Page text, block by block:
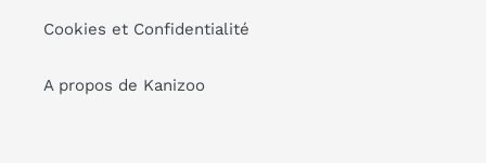
Cookies et Confidentialité
A propos de Kanizoo